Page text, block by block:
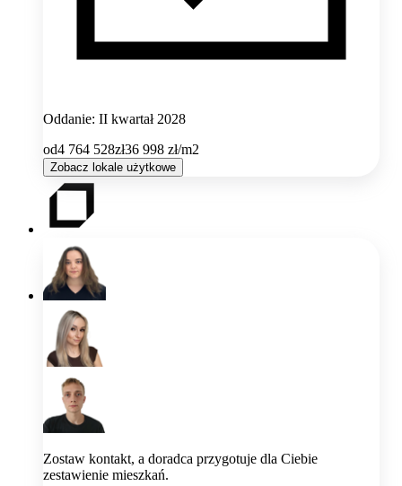
Oddanie: II kwartał 2028
od4 764 528zł36 998 zł/m2
Zobacz lokale użytkowe
Zostaw kontakt, a doradca przygotuje dla Ciebie
zestawienie mieszkań.